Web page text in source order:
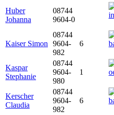
Huber
Johanna
08744
9604-0
Kaiser Simon
08744
9604-
982
6
Kaspar
Stephanie
08744
9604-
980
1
Kerscher
Claudia
08744
9604-
982
6